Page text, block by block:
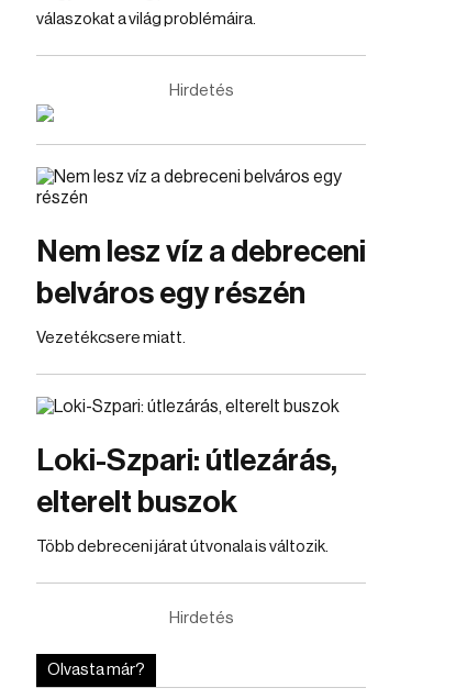
válaszokat a világ problémáira.
Hirdetés
Nem lesz víz a debreceni
belváros egy részén
Vezetékcsere miatt.
Loki-Szpari: útlezárás,
elterelt buszok
Több debreceni járat útvonala is változik.
Hirdetés
Olvasta már?